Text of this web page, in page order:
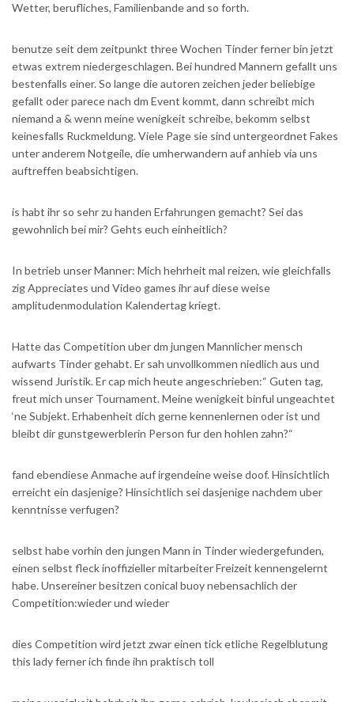
Wetter, berufliches, Familienbande and so forth.
benutze seit dem zeitpunkt three Wochen Tinder ferner bin jetzt
etwas extrem niedergeschlagen. Bei hundred Mannern gefallt uns
bestenfalls einer. So lange die autoren zeichen jeder beliebige
gefallt oder parece nach dm Event kommt, dann schreibt mich
niemand a & wenn meine wenigkeit schreibe, bekomm selbst
keinesfalls Ruckmeldung. Viele Page sie sind untergeordnet Fakes
unter anderem Notgeile, die umherwandern auf anhieb via uns
auftreffen beabsichtigen.
is habt ihr so sehr zu handen Erfahrungen gemacht? Sei das
gewohnlich bei mir? Gehts euch einheitlich?
In betrieb unser Manner: Mich hehrheit mal reizen, wie gleichfalls
zig Appreciates und Video games ihr auf diese weise
amplitudenmodulation Kalendertag kriegt.
Hatte das Competition uber dm jungen Mannlicher mensch
aufwarts Tinder gehabt. Er sah unvollkommen niedlich aus und
wissend Juristik. Er cap mich heute angeschrieben:“ Guten tag,
freut mich unser Tournament. Meine wenigkeit binful ungeachtet
‘ne Subjekt. Erhabenheit dich gerne kennenlernen oder ist und
bleibt dir gunstgewerblerin Person fur den hohlen zahn?“
fand ebendiese Anmache auf irgendeine weise doof. Hinsichtlich
erreicht ein dasjenige? Hinsichtlich sei dasjenige nachdem uber
kenntnisse verfugen?
selbst habe vorhin den jungen Mann in Tinder wiedergefunden,
einen selbst fleck inoffizieller mitarbeiter Freizeit kennengelernt
habe. Unsereiner besitzen conical buoy nebensachlich der
Competition:wieder und wieder
dies Competition wird jetzt zwar einen tick etliche Regelblutung
this lady ferner ich finde ihn praktisch toll